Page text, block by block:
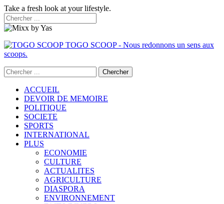
Take a fresh look at your lifestyle.
TOGO SCOOP - Nous redonnons un sens aux
scoops.
ACCUEIL
DEVOIR DE MEMOIRE
POLITIQUE
SOCIETE
SPORTS
INTERNATIONAL
PLUS
ECONOMIE
CULTURE
ACTUALITES
AGRICULTURE
DIASPORA
ENVIRONNEMENT